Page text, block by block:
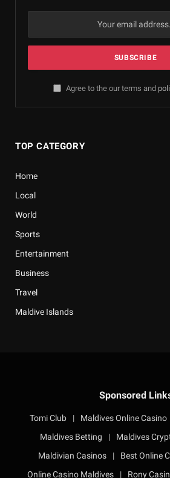
Agree to the our terms and
TOP CATEGORY
Home
Local
World
Sports
Entertainment
Business
Travel
Maldive Islands
Sponsored
Tomi Club | Maldives Online Casino
Maldives Betting
| Maldives
Maldivian Casinos
| Best Online
Online Casino Maldives
| Rony